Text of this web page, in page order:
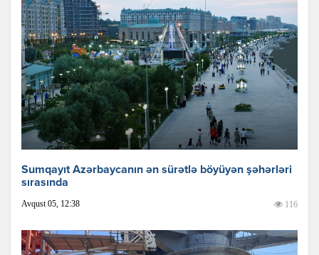
Sumqayıt Azərbaycanın ən sürətlə böyüyən şəhərləri
sırasında
Avqust 05, 12:38 116